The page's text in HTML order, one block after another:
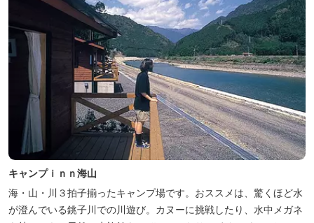
キャンプｉｎｎ海山
海・山・川３拍子揃ったキャンプ場です。おススメは、驚くほど水
が澄んでいる銚子川での川遊び。カヌーに挑戦したり、水中メガネ